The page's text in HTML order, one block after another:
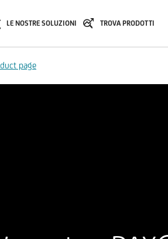
LE NOSTRE SOLUZIONI TROVA PRODOTTI
page